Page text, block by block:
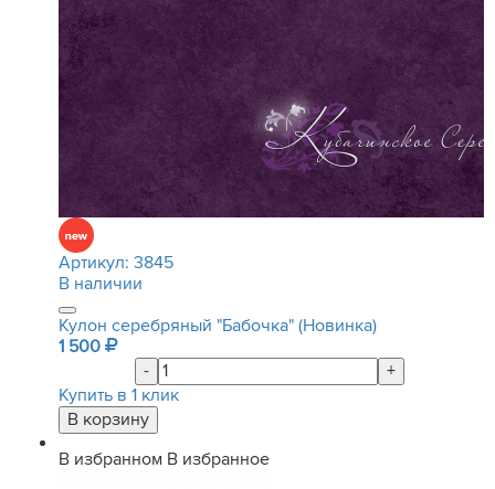
Артикул: 3845
В наличии
Кулон серебряный "Бабочка" (Новинка)
1 500
-
+
Купить в 1 клик
В избранном В избранное